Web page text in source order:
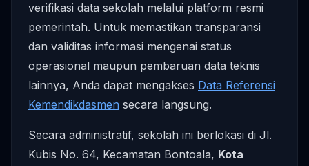
verifikasi data sekolah melalui platform resmi
pemerintah. Untuk memastikan transparansi
dan validitas informasi mengenai status
operasional maupun pembaruan data teknis
lainnya, Anda dapat mengakses Data Referensi
Kemendikdasmen secara langsung.
Secara administratif, sekolah ini berlokasi di Jl.
Kubis No. 64, Kecamatan Bontoala, Kota